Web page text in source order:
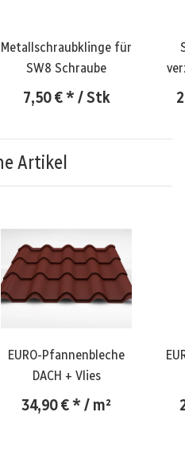
Metallschraubklinge für
SW8 Schraube
7,50 €* / Stk
Artikel
EURO-Pfannenbleche
DACH + Vlies
34,90 €* / m²